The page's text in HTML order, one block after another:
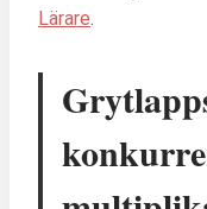
Lärare.